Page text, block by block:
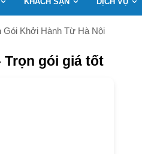
Gói Khởi Hành Từ Hà Nội
Trọn gói giá tốt